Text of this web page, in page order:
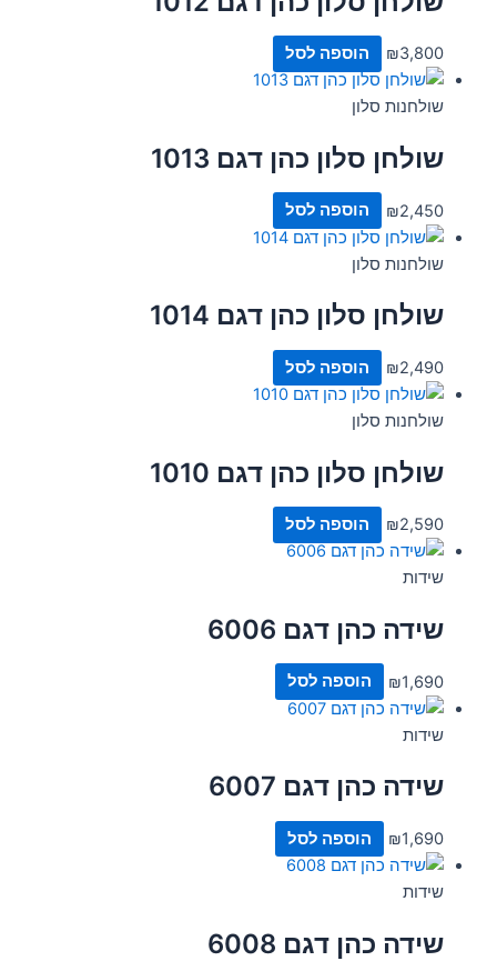
₪3,800 הוספה לסל
שולחנות סלון
שולחן סלון כהן דגם 1013
₪2,450 הוספה לסל
שולחנות סלון
שולחן סלון כהן דגם 1014
₪2,490 הוספה לסל
שולחנות סלון
שולחן סלון כהן דגם 1010
₪2,590 הוספה לסל
שידות
שידה כהן דגם 6006
₪1,690 הוספה לסל
שידות
שידה כהן דגם 6007
₪1,690 הוספה לסל
שידות
שידה כהן דגם 6008